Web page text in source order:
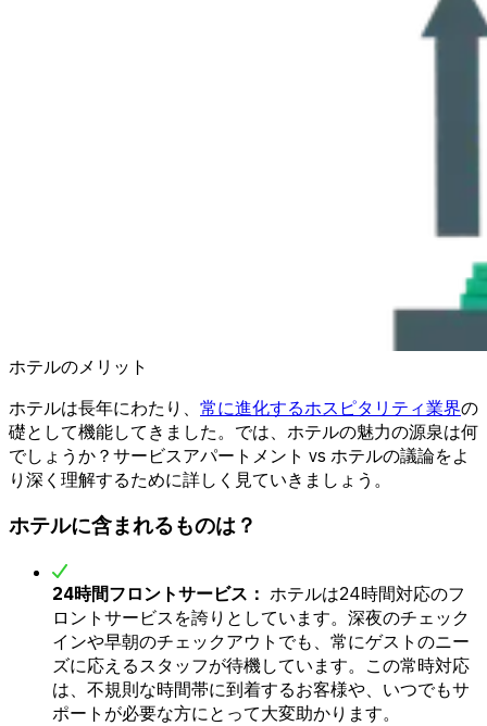
ホテルのメリット
ホテルは長年にわたり、 常に進化するホスピタリティ業界の
礎として機能してきました。では、ホテルの魅力の源泉は何
でしょうか？サービスアパートメント vs ホテルの議論をよ
り深く理解するために詳しく見ていきましょう。
ホテルに含まれるものは？
24時間フロントサービス： ホテルは24時間対応のフ
ロントサービスを誇りとしています。深夜のチェック
インや早朝のチェックアウトでも、常にゲストのニー
ズに応えるスタッフが待機しています。この常時対応
は、不規則な時間帯に到着するお客様や、いつでもサ
ポートが必要な方にとって大変助かります。